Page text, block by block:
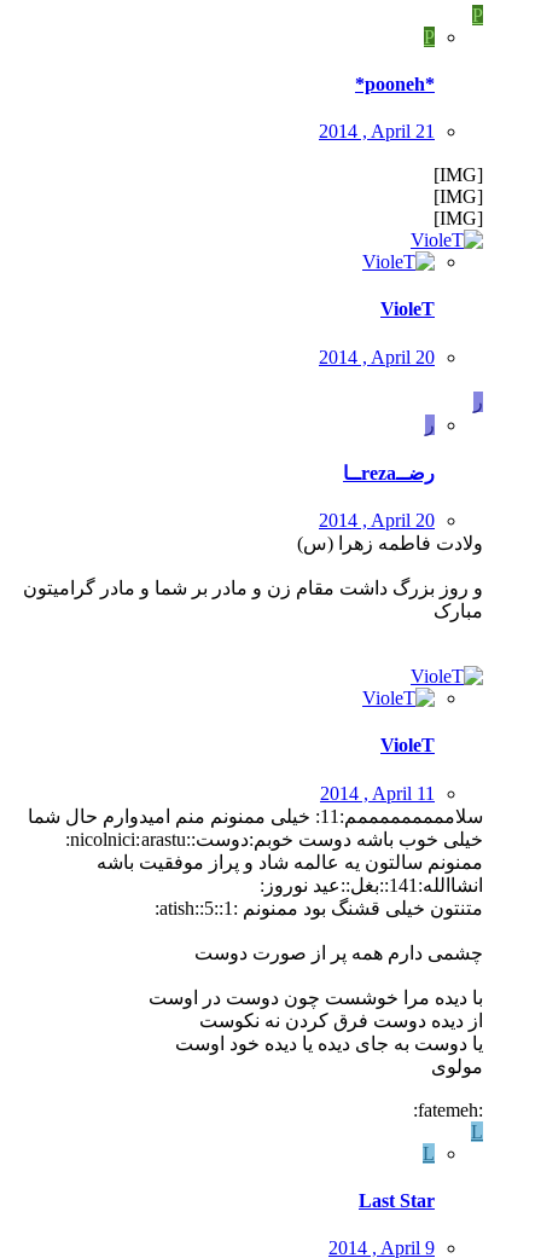
P
P
*pooneh*
2014 , April 21
[IMG]
[IMG]
[IMG]
VioleT
2014 , April 20
ر
ر
رضــrezaــا
2014 , April 20
ولادت فاطمه زهرا (س)
و روز بزرگ داشت مقام زن و مادر بر شما و مادر گرامیتون
مبارک
VioleT
2014 , April 11
سلامممممممممم:11: خیلی ممنونم منم امیدوارم حال شما
خیلی خوب باشه دوست خوبم:دوست::nicolnici:arastu:
ممنونم سالتون یه عالمه شاد و پراز موفقیت باشه
انشاالله:141::بغل::عید نوروز:
متنتون خیلی قشنگ بود ممنونم :1::5::atish:
چشمی دارم همه پر از صورت دوست
با دیده مرا خوشست چون دوست در اوست
از دیده دوست فرق کردن نه نکوست
یا دوست به جای دیده یا دیده خود اوست
مولوی
:fatemeh:
L
L
Last Star
2014 , April 9